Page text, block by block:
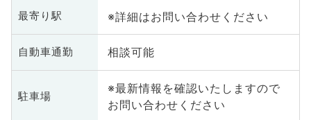
最寄り駅 ※詳細はお問い合わせください
自動車通勤 相談可能
駐車場
※最新情報を確認いたしますので
お問い合わせください